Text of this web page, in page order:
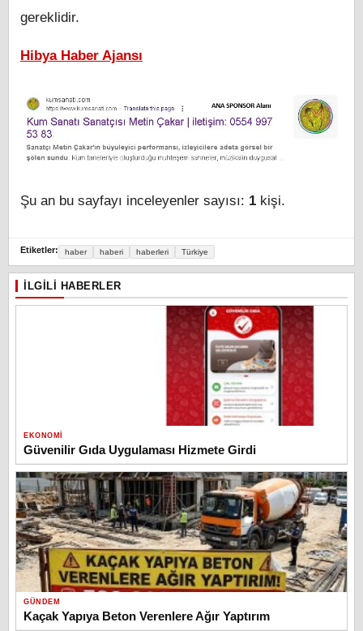
gereklidir.
Hibya Haber Ajansı
Şu an bu sayfayı inceleyenler sayısı: 1 kişi.
Etiketler: haber haberi haberleri Türkiye
İLGILI HABERLER
EKONOMI
Güvenilir Gıda Uygulaması Hizmete Girdi
GÜNDEM
Kaçak Yapıya Beton Verenlere Ağır Yaptırım